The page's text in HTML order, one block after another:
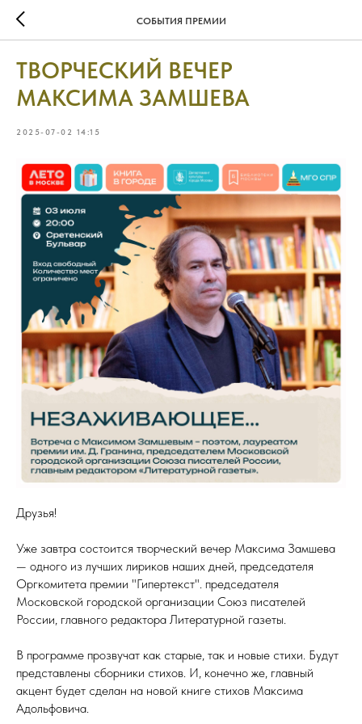
СОБЫТИЯ ПРЕМИИ
ТВОРЧЕСКИЙ ВЕЧЕР
МАКСИМА ЗАМШЕВА
2025-07-02 14:15
Друзья!
Уже завтра состоится творческий вечер Максима Замшева
— одного из лучших лириков наших дней, председателя
Оргкомитета премии "Гипертекст". председателя
Московской городской организации Союз писателей
России, главного редактора Литературной газеты.
В программе прозвучат как старые, так и новые стихи. Будут
представлены сборники стихов. И, конечно же, главный
акцент будет сделан на новой книге стихов Максима
Адольфовича.